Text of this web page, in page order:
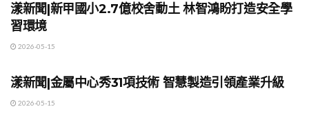
漾新聞|新甲國小2.7億校舍動土 林智鴻盼打造安全學
習環境
2026-05-15
漾新聞|金屬中心秀31項技術 智慧製造引領產業升級
2026-05-15